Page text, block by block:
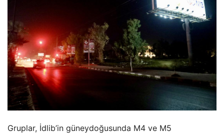
Gruplar, İdlib’in güneydoğusunda M4 ve M5